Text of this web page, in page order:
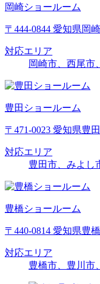
岡崎ショールーム
〒444-0844 愛知県岡
対応エリア
岡崎市、西尾市
豊田ショールーム
〒471-0023 愛知県豊
対応エリア
豊田市、みよし
豊橋ショールーム
〒440-0814 愛知県豊
対応エリア
豊橋市、豊川市